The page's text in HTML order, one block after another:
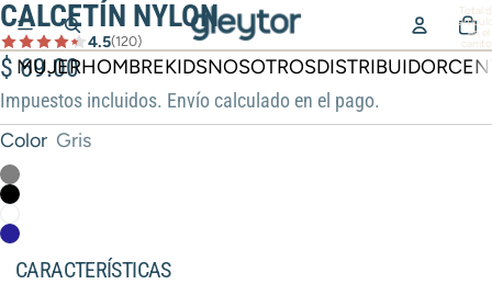
Total
en el
0
MUJERHOMBREKIDSNOSOTROSDISTRIBUIDOR
CALCETÍN NYLON
4.5(120)
$ 69.00
Impuestos incluidos. Envío calculado en el pago.
Color Gris
CARACTERÍSTICAS